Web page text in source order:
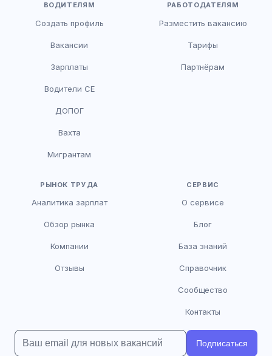
ВОДИТЕЛЯМ
Создать профиль
Вакансии
Зарплаты
Водители CE
ДОПОГ
Вахта
Мигрантам
РАБОТОДАТЕЛЯМ
Разместить вакансию
Тарифы
Партнёрам
РЫНОК ТРУДА
Аналитика зарплат
Обзор рынка
Компании
Отзывы
СЕРВИС
О сервисе
Блог
База знаний
Справочник
Сообщество
Контакты
Подписаться
HR-консультант
Здравствуйте! Я AI-консультант DriveJob.
помочь?